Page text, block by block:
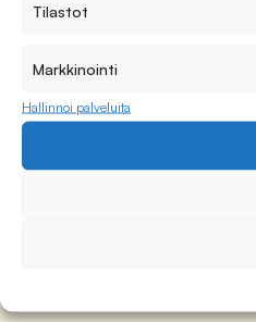
Tilastot
Markkinointi
Hallinnoi palveluita